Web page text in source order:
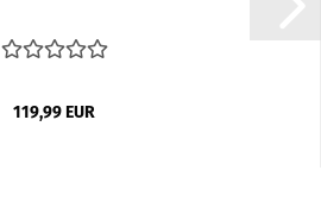
119,99 EUR